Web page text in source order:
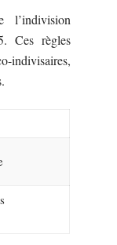
Ces règles
indivisaires,